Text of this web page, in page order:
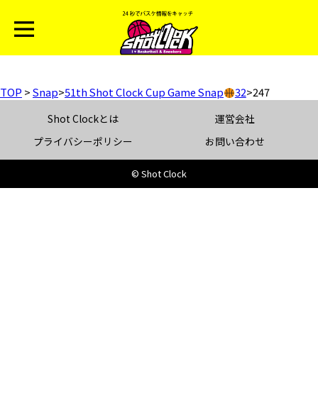
TOP >Snap>51th Shot Clock Cup Game Snap 32>247
Shot Clockとは
運営会社
プライバシーポリシー
お問い合わせ
© Shot Clock